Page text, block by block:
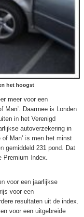
het hoogst
meer voor een
Man’. Daarmee is Londen
in het Verenigd
autoverzekering in
of Man’ is men het minst
gemiddeld 231 pond. Dat
Premium Index.
voor een jaarlijkse
voor een
resultaten uit de index.
voor een uitgebreide